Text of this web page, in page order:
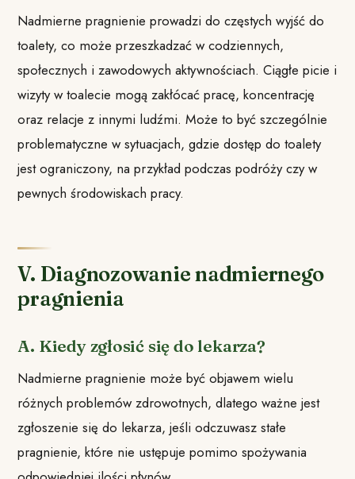
Nadmierne pragnienie prowadzi do częstych wyjść do
toalety, co może przeszkadzać w codziennych,
społecznych i zawodowych aktywnościach. Ciągłe picie i
wizyty w toalecie mogą zakłócać pracę, koncentrację
oraz relacje z innymi ludźmi. Może to być szczególnie
problematyczne w sytuacjach, gdzie dostęp do toalety
jest ograniczony, na przykład podczas podróży czy w
pewnych środowiskach pracy.
V. Diagnozowanie nadmiernego
pragnienia
A. Kiedy zgłosić się do lekarza?
Nadmierne pragnienie może być objawem wielu
różnych problemów zdrowotnych, dlatego ważne jest
zgłoszenie się do lekarza, jeśli odczuwasz stałe
pragnienie, które nie ustępuje pomimo spożywania